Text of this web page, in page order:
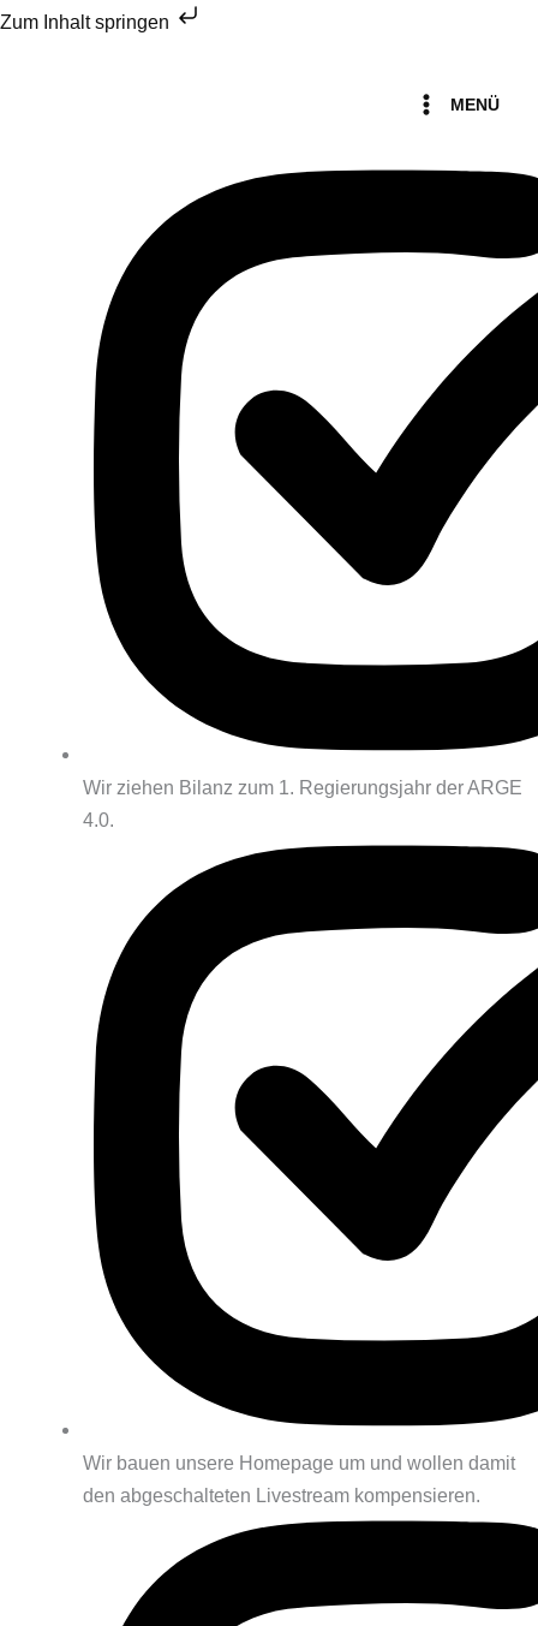
Zum Inhalt springen
Zum
MENÜ
Wir ziehen Bilanz zum 1. Regierungsjahr der ARGE
4.0.
Wir bauen unsere Homepage um und wollen damit
den abgeschalteten Livestream kompensieren.